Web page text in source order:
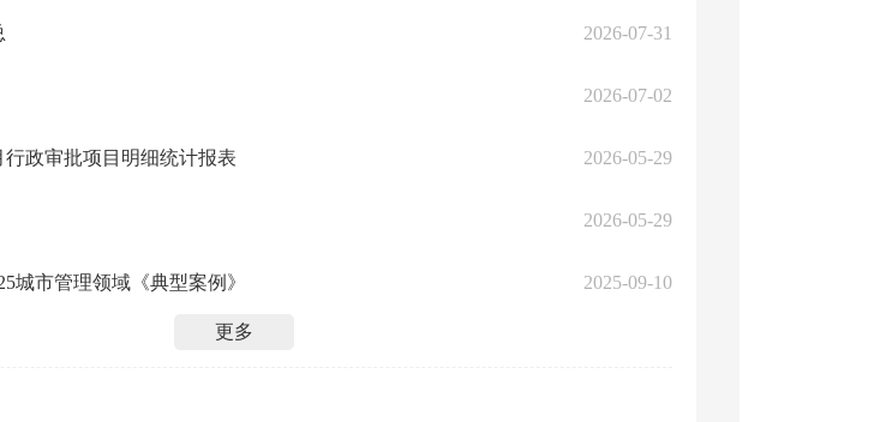
2026-07-31
2026-07-02
行政审批项目明细统计报表 2026-05-29
2026-05-29
城市管理领域《典型案例》 2025-09-10
更多